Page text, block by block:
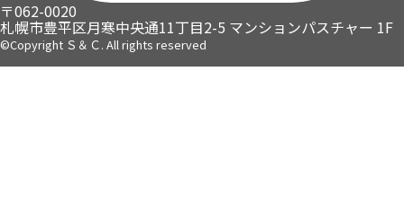
〒062-0020
札幌市豊平区月寒中央通11丁目2-5 マンションパスチャー 1F
©Copyright Ｓ＆Ｃ. All rights reserved